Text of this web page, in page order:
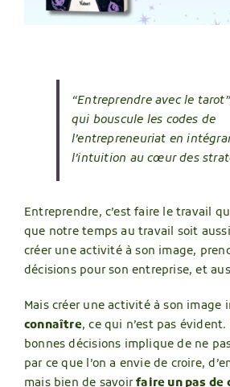
“Entreprendre avec le
qui bouscule les codes de
l’entrepreneuriat en
l’intuition au cœur des
Entreprendre, c’est faire le travail
que notre temps au travail soit
créer une activité à son image,
décisions pour son entreprise, et
Mais créer une activité à son
connaître, ce qui n’est pas
bonnes décisions implique de ne
par ce que l’on a envie de croire,
mais bien de savoirfaire un pas de